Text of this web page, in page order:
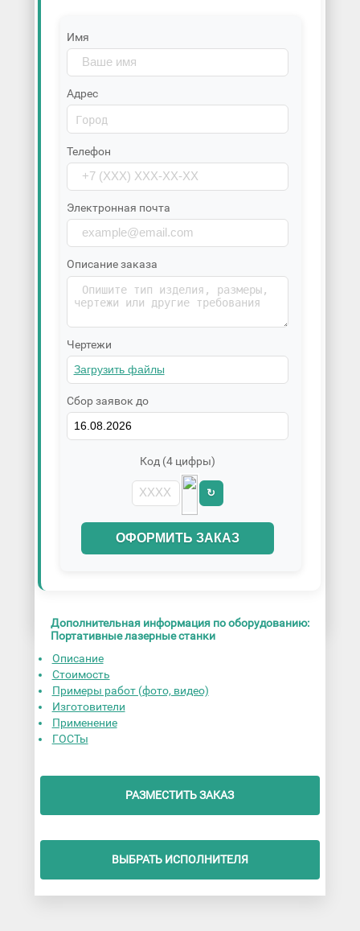
Имя
Адрес
Телефон
Электронная почта
Описание заказа
Чертежи
Сбор заявок до
Код (4 цифры)
↻
ОФОРМИТЬ ЗАКАЗ
Дополнительная информация по оборудованию:
Портативные лазерные станки
Описание
Стоимость
Примеры работ (фото, видео)
Изготовители
Применение
ГОСТы
РАЗМЕСТИТЬ ЗАКАЗ
ВЫБРАТЬ ИСПОЛНИТЕЛЯ